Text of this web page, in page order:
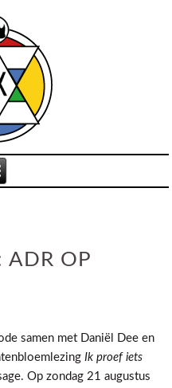
ADR OP
samen met Daniël Dee en
Ik proef iets
Op zondag 21 augustus